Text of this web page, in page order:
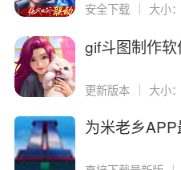
安全下载 大小
gif斗图制作
更新版本 ｜ 大小
为米老乡